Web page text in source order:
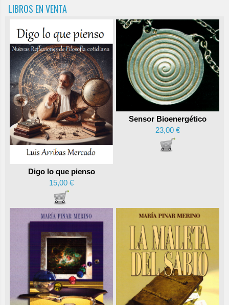
LIBROS EN VENTA
Digo lo que pienso
15,00 €
Sensor Bioenergético
23,00 €